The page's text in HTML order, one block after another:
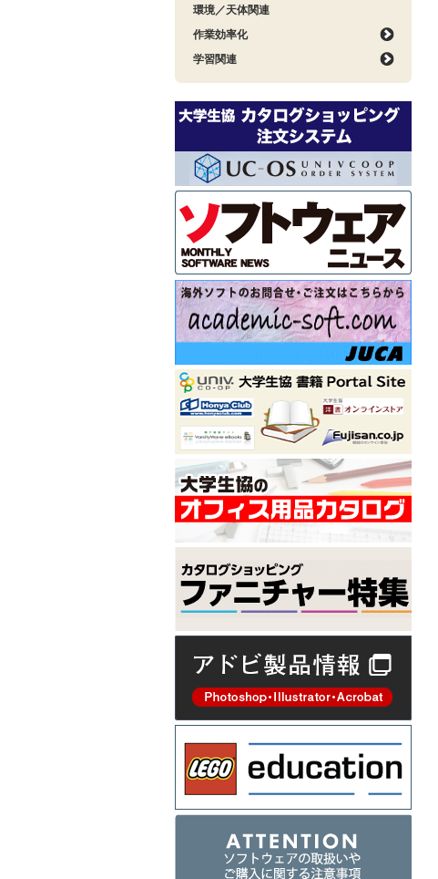
環境／天体関連
作業効率化
学習関連